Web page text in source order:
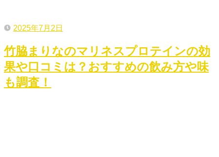
2025年7月2日
竹脇まりなのマリネスプロテインの効
果や口コミは？おすすめの飲み方や味
も調査！